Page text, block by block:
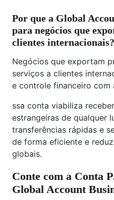
Por que a Global
para negócios que
clientes internacionais?
Negócios que exportam
serviços a clientes
e controle financeiro com
ssa conta viabiliza
estrangeiras de qualquer
transferências rápidas e
de forma eficiente e
globais.
Conte com a Conta
Global Account